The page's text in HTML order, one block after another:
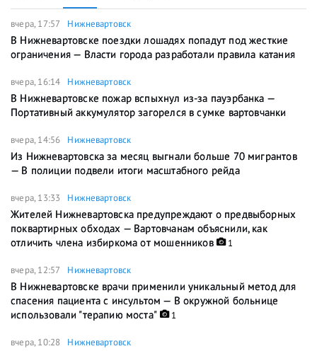
вчера, 17:57 Нижневартовск
В Нижневартовске поездки лошадях попадут под жесткие
ограничения — Власти города разработали правила катания
вчера, 16:14 Нижневартовск
В Нижневартовске пожар вспыхнул из-за пауэрбанка —
Портативный аккумулятор загорелся в сумке вартовчанки
вчера, 14:56 Нижневартовск
Из Нижневартовска за месяц выгнали больше 70 мигрантов
— В полиции подвели итоги масштабного рейда
вчера, 13:33 Нижневартовск
Жителей Нижневартовска предупреждают о предвыборных
поквартирных обходах — Вартовчанам объяснили, как
отличить члена избиркома от мошенников
1
вчера, 12:57 Нижневартовск
В Нижневартовске врачи применили уникальный метод для
спасения пациента с инсультом — В окружной больнице
использовали "терапию моста"
1
вчера, 10:28 Нижневартовск